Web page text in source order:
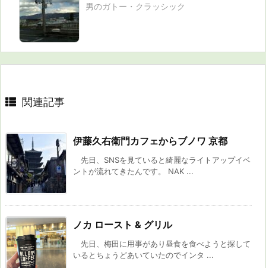
男のガトー・クラッシック
関連記事
伊藤久右衛門カフェからブノワ 京都
先日、SNSを見ていると綺麗なライトアップイベ
ントが流れてきたんです。 NAK ...
ノカ ロースト & グリル
先日、梅田に用事があり昼食を食べようと探して
いるとちょうどあいていたのでインタ ...